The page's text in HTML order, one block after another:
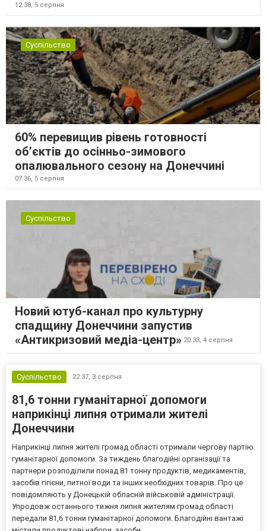
12:38, 5 серпня
Суспільство
60% перевищив рівень готовності
об’єктів до осінньо-зимового
опалювального сезону на Донеччині
07:36, 5 серпня
Суспільство
Новий ютуб-канал про культурну
спадщину Донеччини запустив
«Антикризовий медіа-центр» 20:33, 4 серпня
Суспільство 22:37, 3 серпня
81,6 тонни гуманітарної допомоги
наприкінці липня отримали жителі
Донеччини
Наприкінці липня жителі громад області отримали чергову партію
гуманітарної допомоги. За тиждень благодійні організації та
партнери розподілили понад 81 тонну продуктів, медикаментів,
засобів гігієни, питної води та інших необхідних товарів. Про це
повідомляють у Донецькій обласній військовій адміністрації.
Упродовж останнього тижня липня жителям громад області
передали 81,6 тонни гуманітарної допомоги. Благодійні вантажі